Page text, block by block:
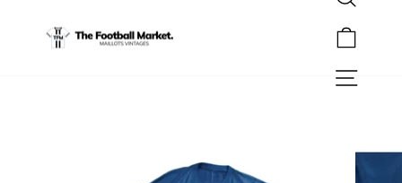
Rechercher
Navigation